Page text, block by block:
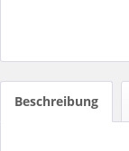
Beschreibung